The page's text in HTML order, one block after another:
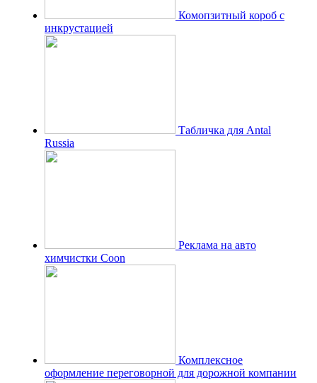
Комопзитный короб с
инкрустацией
Табличка для Antal
Russia
Реклама на авто
химчистки Coon
Комплексное
оформление переговорной для дорожной компании